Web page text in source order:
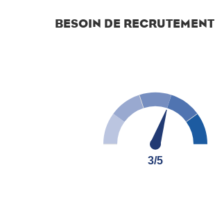
BESOIN DE RECRUTEMENT
3/5
3/5